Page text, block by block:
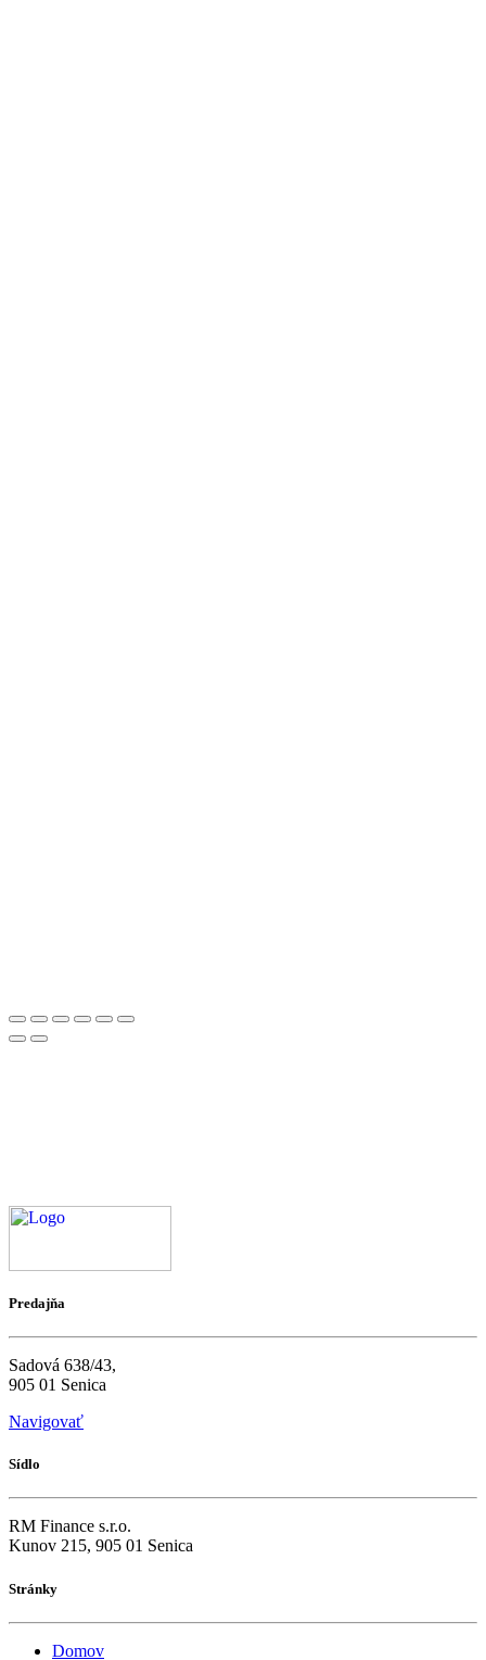
Predajňa
Sadová 638/43,
905 01 Senica
Navigovať
Sídlo
RM Finance s.r.o.
Kunov 215, 905 01 Senica
Stránky
Domov